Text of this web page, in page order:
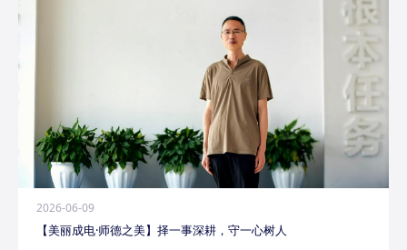
2026-06-09
【美丽成电·师德之美】择一事深耕，守一心树人